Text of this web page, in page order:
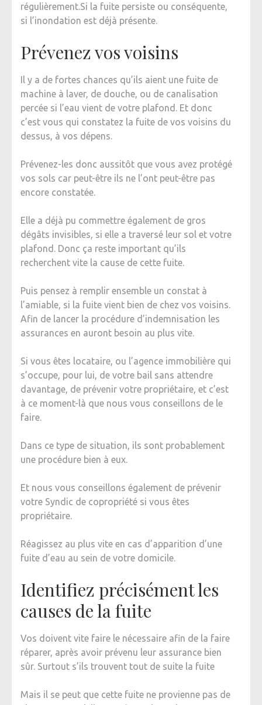
régulièrement.Si la fuite persiste ou conséquente,
si l’inondation est déjà présente.
Prévenez vos voisins
Il y a de fortes chances qu’ils aient une fuite de
machine à laver, de douche, ou de canalisation
percée si l’eau vient de votre plafond. Et donc
c’est vous qui constatez la fuite de vos voisins du
dessus, à vos dépens.
Prévenez-les donc aussitôt que vous avez protégé
vos sols car peut-être ils ne l’ont peut-être pas
encore constatée.
Elle a déjà pu commettre également de gros
dégâts invisibles, si elle a traversé leur sol et votre
plafond. Donc ça reste important qu’ils
recherchent vite la cause de cette fuite.
Puis pensez à remplir ensemble un constat à
l’amiable, si la fuite vient bien de chez vos voisins.
Afin de lancer la procédure d’indemnisation les
assurances en auront besoin au plus vite.
Si vous êtes locataire, ou l’agence immobilière qui
s’occupe, pour lui, de votre bail sans attendre
davantage, de prévenir votre propriétaire, et c’est
à ce moment-là que nous vous conseillons de le
faire.
Dans ce type de situation, ils sont probablement
une procédure bien à eux.
Et nous vous conseillons également de prévenir
votre Syndic de copropriété si vous êtes
propriétaire.
Réagissez au plus vite en cas d’apparition d’une
fuite d’eau au sein de votre domicile.
Identifiez précisément les
causes de la fuite
Vos doivent vite faire le nécessaire afin de la faire
réparer, après avoir prévenu leur assurance bien
sûr. Surtout s’ils trouvent tout de suite la fuite
Mais il se peut que cette fuite ne provienne pas de